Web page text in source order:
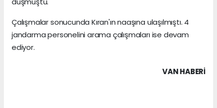
Çalışmalar sonucunda Kıran'ın naaşına ulaşılmıştı. 4
jandarma personelini arama çalışmaları ise devam
ediyor.
VAN HABERİ